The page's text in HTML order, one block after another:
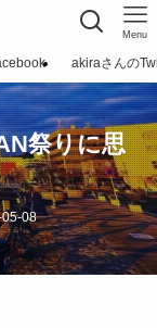
Menu
akiraさんの
祭りに思
08